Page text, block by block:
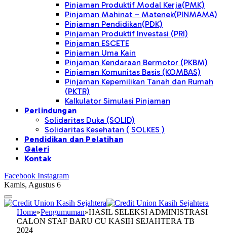
Pinjaman Produktif Modal Kerja(PMK)
Pinjaman Mahinat – Matenek(PINMAMA)
Pinjaman Pendidikan(PDK)
Pinjaman Produktif Investasi (PRI)
Pinjaman ESCETE
Pinjaman Uma Kain
Pinjaman Kendaraan Bermotor (PKBM)
Pinjaman Komunitas Basis (KOMBAS)
Pinjaman Kepemilikan Tanah dan Rumah
(PKTR)
Kalkulator Simulasi Pinjaman
Perlindungan
Solidaritas Duka (SOLID)
Solidaritas Kesehatan ( SOLKES )
Pendidikan dan Pelatihan
Galeri
Kontak
Facebook Instagram
Kamis, Agustus 6
Home»Pengumuman»HASIL SELEKSI ADMINISTRASI
CALON STAF BARU CU KASIH SEJAHTERA TB
2024